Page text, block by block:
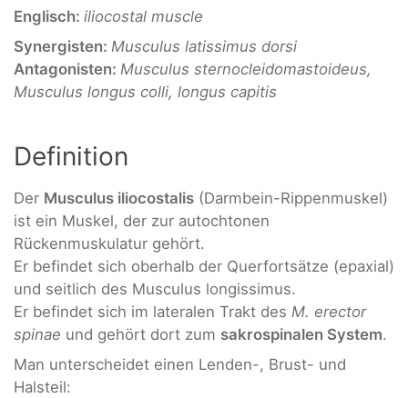
Englisch: iliocostal muscle
Synergisten: Musculus latissimus dorsi
Antagonisten: Musculus sternocleidomastoideus,
Musculus longus colli, longus capitis
Definition
Der Musculus iliocostalis (Darmbein-Rippenmuskel)
ist ein Muskel, der zur autochtonen
Rückenmuskulatur gehört.
Er befindet sich oberhalb der Querfortsätze (epaxial)
und seitlich des Musculus longissimus.
Er befindet sich im lateralen Trakt des M. erector
spinae und gehört dort zum sakrospinalen System.
Man unterscheidet einen Lenden-, Brust- und
Halsteil: